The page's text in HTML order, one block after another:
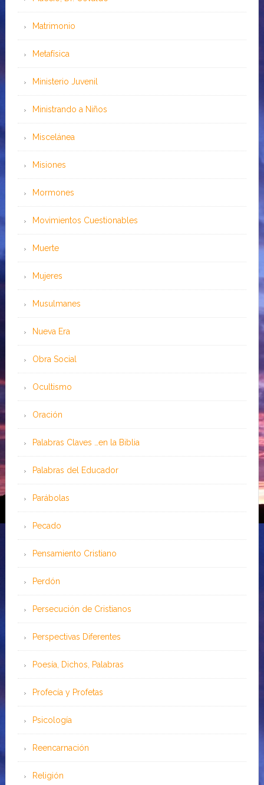
Matrimonio
Metafísica
Ministerio Juvenil
Ministrando a Niños
Miscelánea
Misiones
Mormones
Movimientos Cuestionables
Muerte
Mujeres
Musulmanes
Nueva Era
Obra Social
Ocultismo
Oración
Palabras Claves …en la Biblia
Palabras del Educador
Parábolas
Pecado
Pensamiento Cristiano
Perdón
Persecución de Cristianos
Perspectivas Diferentes
Poesía, Dichos, Palabras
Profecía y Profetas
Psicología
Reencarnación
Religión